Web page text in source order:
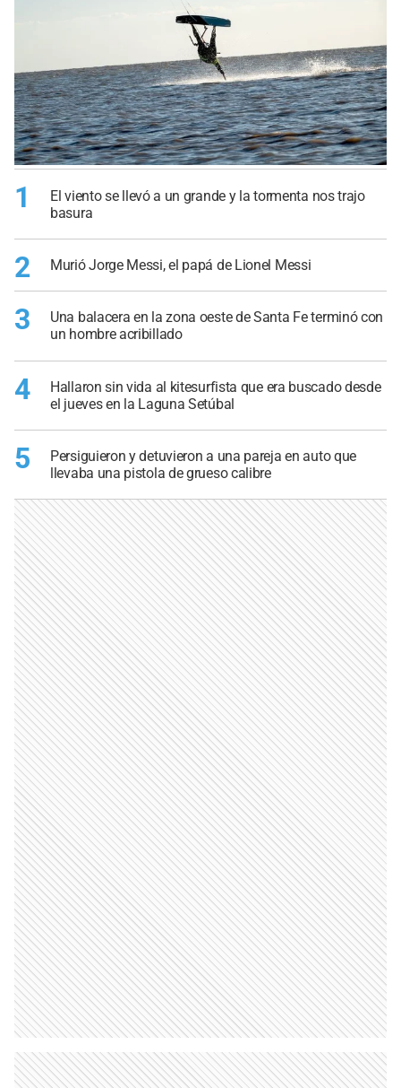
1
El viento se llevó a un grande y la tormenta nos trajo
basura
2 Murió Jorge Messi, el papá de Lionel Messi
3
Una balacera en la zona oeste de Santa Fe terminó con
un hombre acribillado
4
Hallaron sin vida al kitesurfista que era buscado desde
el jueves en la Laguna Setúbal
5
Persiguieron y detuvieron a una pareja en auto que
llevaba una pistola de grueso calibre